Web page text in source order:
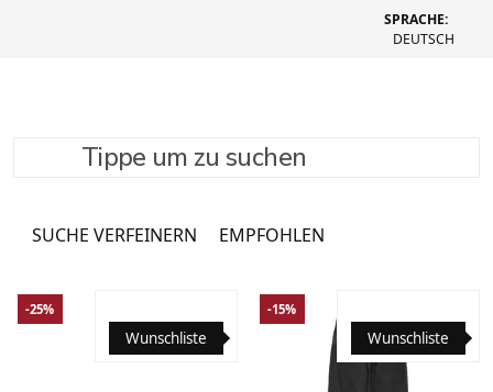
SPRACHE:
DEUTSCH
Tippe um zu suchen
Accessoires - Sale12296 Produkte
SUCHE VERFEINERN EMPFOHLEN
Wunschliste
-25%
Wunschliste
-15%